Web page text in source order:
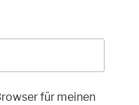
für meinen